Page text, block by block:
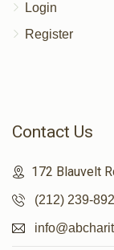
Login
Register
Contact Us
172 Blauvelt
(212) 239-